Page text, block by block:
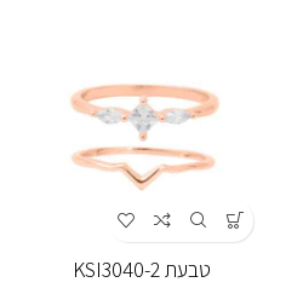
טבעת KSI3040-2